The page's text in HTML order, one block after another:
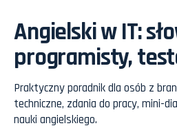
Angielski w IT:
programisty,
Praktyczny poradnik dla osób z
techniczne, zdania do pracy, mini-
nauki angielskiego.